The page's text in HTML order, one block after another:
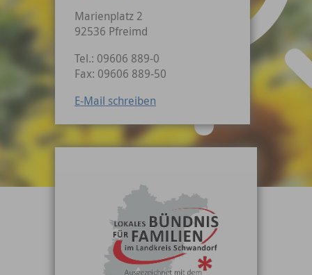
Marienplatz 2
92536 Pfreimd
Tel.: 09606 889-0
Fax: 09606 889-50
E-Mail schreiben